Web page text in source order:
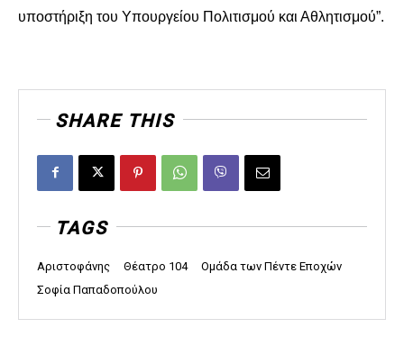
υποστήριξη του Υπουργείου Πολιτισμού και Αθλητισμού”.
SHARE THIS
TAGS
Αριστοφάνης Θέατρο 104
Ομάδα των Πέντε Εποχών
Σοφία Παπαδοπούλου